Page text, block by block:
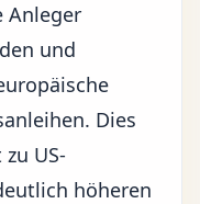
Anleger
und
Dies
US-
höheren